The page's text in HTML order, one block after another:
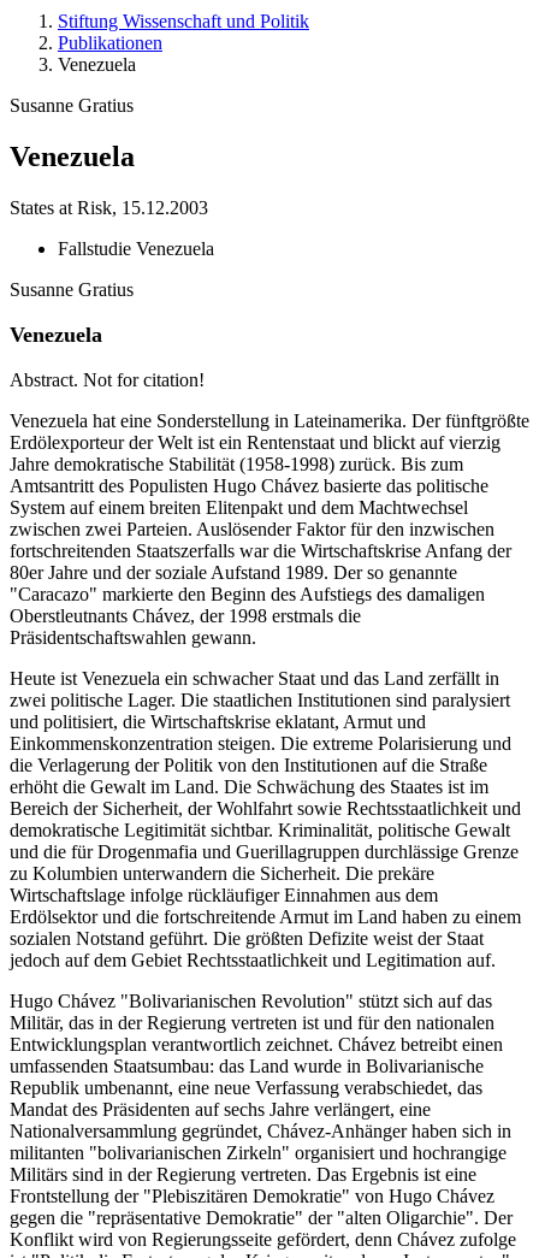
Stiftung Wissenschaft und Politik
Publikationen
Venezuela
Susanne Gratius
Venezuela
States at Risk, 15.12.2003
Fallstudie Venezuela
Susanne Gratius
Venezuela
Abstract. Not for citation!
Venezuela hat eine Sonderstellung in Lateinamerika. Der fünftgrößte
Erdölexporteur der Welt ist ein Rentenstaat und blickt auf vierzig
Jahre demokratische Stabilität (1958-1998) zurück. Bis zum
Amtsantritt des Populisten Hugo Chávez basierte das politische
System auf einem breiten Elitenpakt und dem Machtwechsel
zwischen zwei Parteien. Auslösender Faktor für den inzwischen
fortschreitenden Staatszerfalls war die Wirtschaftskrise Anfang der
80er Jahre und der soziale Aufstand 1989. Der so genannte
"Caracazo" markierte den Beginn des Aufstiegs des damaligen
Oberstleutnants Chávez, der 1998 erstmals die
Präsidentschaftswahlen gewann.
Heute ist Venezuela ein schwacher Staat und das Land zerfällt in
zwei politische Lager. Die staatlichen Institutionen sind paralysiert
und politisiert, die Wirtschaftskrise eklatant, Armut und
Einkommenskonzentration steigen. Die extreme Polarisierung und
die Verlagerung der Politik von den Institutionen auf die Straße
erhöht die Gewalt im Land. Die Schwächung des Staates ist im
Bereich der Sicherheit, der Wohlfahrt sowie Rechtsstaatlichkeit und
demokratische Legitimität sichtbar. Kriminalität, politische Gewalt
und die für Drogenmafia und Guerillagruppen durchlässige Grenze
zu Kolumbien unterwandern die Sicherheit. Die prekäre
Wirtschaftslage infolge rückläufiger Einnahmen aus dem
Erdölsektor und die fortschreitende Armut im Land haben zu einem
sozialen Notstand geführt. Die größten Defizite weist der Staat
jedoch auf dem Gebiet Rechtsstaatlichkeit und Legitimation auf.
Hugo Chávez "Bolivarianischen Revolution" stützt sich auf das
Militär, das in der Regierung vertreten ist und für den nationalen
Entwicklungsplan verantwortlich zeichnet. Chávez betreibt einen
umfassenden Staatsumbau: das Land wurde in Bolivarianische
Republik umbenannt, eine neue Verfassung verabschiedet, das
Mandat des Präsidenten auf sechs Jahre verlängert, eine
Nationalversammlung gegründet, Chávez-Anhänger haben sich in
militanten "bolivarianischen Zirkeln" organisiert und hochrangige
Militärs sind in der Regierung vertreten. Das Ergebnis ist eine
Frontstellung der "Plebiszitären Demokratie" von Hugo Chávez
gegen die "repräsentative Demokratie" der "alten Oligarchie". Der
Konflikt wird von Regierungsseite gefördert, denn Chávez zufolge